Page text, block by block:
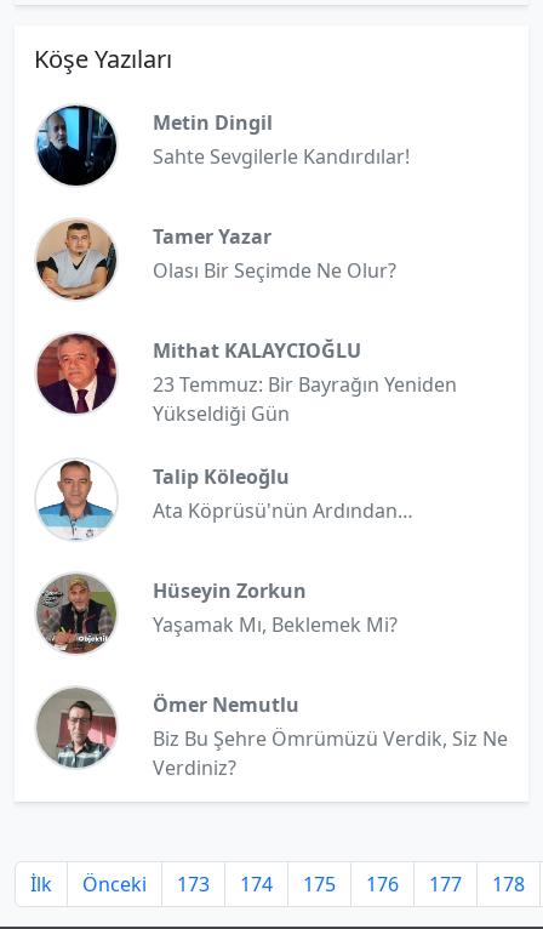
Köşe Yazıları
Metin Dingil
Sahte Sevgilerle Kandırdılar!
Tamer Yazar
Olası Bir Seçimde Ne Olur?
Mithat KALAYCIOĞLU
23 Temmuz: Bir Bayrağın Yeniden
Yükseldiği Gün
Talip Köleoğlu
Ata Köprüsü'nün Ardından…
Hüseyin Zorkun
Yaşamak Mı, Beklemek Mi?
Ömer Nemutlu
Biz Bu Şehre Ömrümüzü Verdik, Siz Ne
Verdiniz?
İlk Önceki 173 174 175 176 177 178